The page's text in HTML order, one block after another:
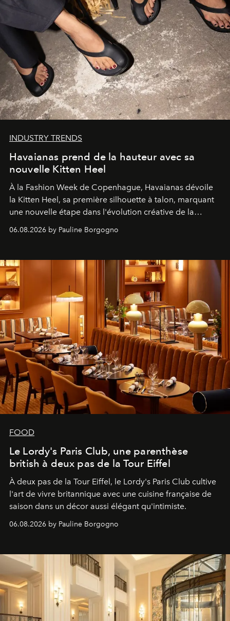
INDUSTRY TRENDS
Havaianas prend de la hauteur avec sa
nouvelle Kitten Heel
À la Fashion Week de Copenhague, Havaianas dévoile
la Kitten Heel, sa première silhouette à talon, marquant
une nouvelle étape dans l'évolution créative de la
06.08.2026 by Pauline Borgogno
FOOD
Le Lordy's Paris Club, une parenthèse
british à deux pas de la Tour Eiffel
À deux pas de la Tour Eiffel, le Lordy's Paris Club cultive
l'art de vivre britannique avec une cuisine française de
saison dans un décor aussi élégant qu'intimiste.
06.08.2026 by Pauline Borgogno